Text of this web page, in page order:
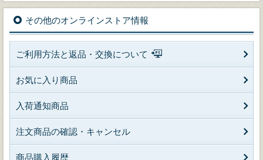
その他のオンラインストア情報
ご利用方法と返品・交換について
お気に入り商品
入荷通知商品
注文商品の確認・キャンセル
商品購入履歴